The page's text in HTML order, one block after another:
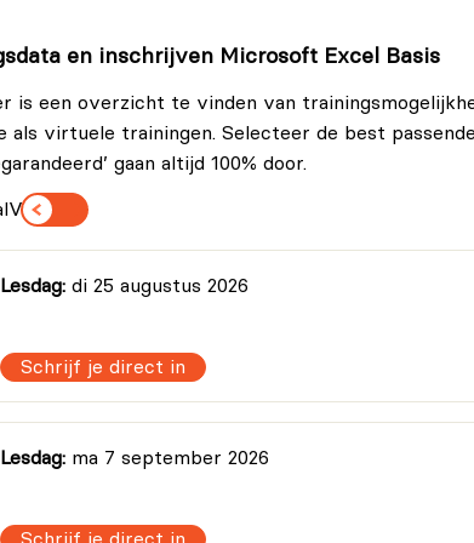
en inschrijven Microsoft Excel Basis
is een overzicht te vinden van
als virtuele trainingen. Selecteer de best
gaan altijd 100% door.
Virtueel
Lesdag: di 25 augustus 2026
Schrijf je direct in
Lesdag: ma 7 september 2026